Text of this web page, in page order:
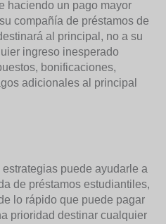
haciendo un pago mayor
compañía de préstamos de
al principal, no a su
ingreso inesperado
bonificaciones,
adicionales al principal
puede ayudarle a
de préstamos estudiantiles,
lo rápido que puede pagar
prioridad destinar cualquier